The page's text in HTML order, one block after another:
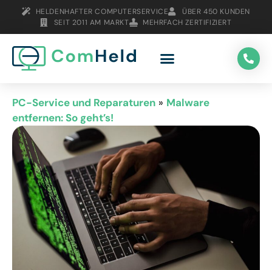
HELDENHAFTER COMPUTERSERVICE
ÜBER 450 KUNDEN
SEIT 2011 AM MARKT
MEHRFACH ZERTIFIZIERT
PC-Service und Reparaturen » Malware
entfernen: So geht’s!